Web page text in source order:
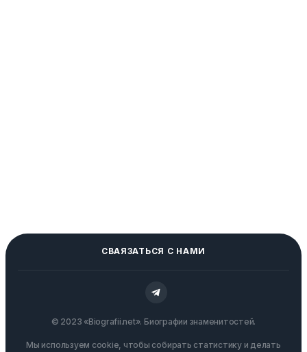
СВАЯЗАТЬСЯ С НАМИ
© 2023 «Biografii.net». Биографии знаменитостей.
Мы используем cookie, чтобы собирать статистику и делать